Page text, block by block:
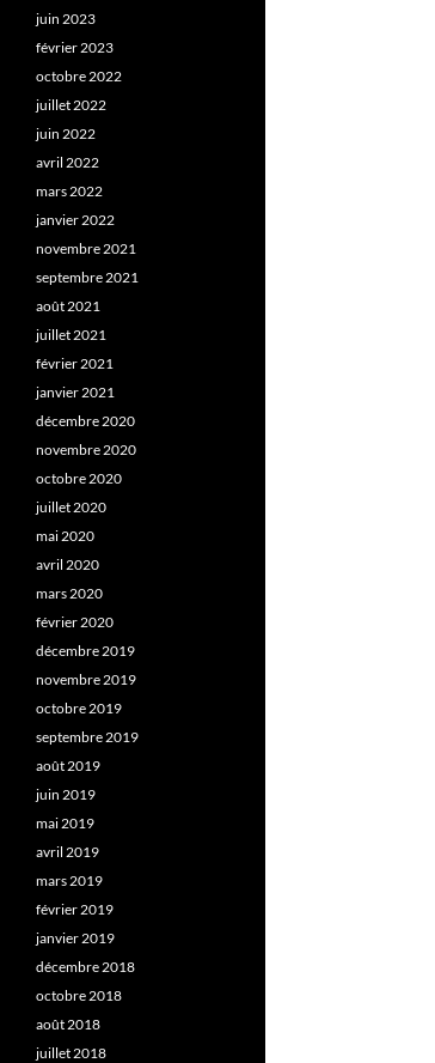
juin 2023
février 2023
octobre 2022
juillet 2022
juin 2022
avril 2022
mars 2022
janvier 2022
novembre 2021
septembre 2021
août 2021
juillet 2021
février 2021
janvier 2021
décembre 2020
novembre 2020
octobre 2020
juillet 2020
mai 2020
avril 2020
mars 2020
février 2020
décembre 2019
novembre 2019
octobre 2019
septembre 2019
août 2019
juin 2019
mai 2019
avril 2019
mars 2019
février 2019
janvier 2019
décembre 2018
octobre 2018
août 2018
juillet 2018